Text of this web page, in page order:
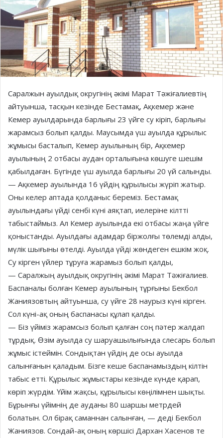
Саралжын ауылдық округінің әкімі Марат Тәжіғалиевтің
айтуынша, тасқын кезінде Бестамақ, Ақкемер және
Кемер ауылдарында барлығы 23 үйге су кіріп, барлығы
жарамсыз болып қалды. Маусымда үш ауылда құрылыс
жұмысы басталып, Кемер ауылының бір, Ақкемер
ауылының 2 отбасы аудан орталығына көшуге шешім
қабылдаған. Бүгінде үш ауылда барлығы 20 үй салынды.
— Ақкемер ауылында 16 үйдің құрылысы жүріп жатыр.
Оны келер аптада қолданыс береміз. Бестамақ
ауылындағы үйді сенбі күні аяқтап, иелеріне кілтті
табыстаймыз. Ал Кемер ауылында екі отбасы жаңа үйге
қоныстанды. Ауылдағы адамдар біржолғы төлемді алды,
мүлік шығыны өтелді. Ауылда үйді жөндеген ешкім жоқ.
Су кірген үйлер тұруға жарамыз болып қалды,
— Саралжың ауылдық округінің әкімі Марат Тәжіғалиев.
Баспаналы болған Кемер ауылының тұрғыны Бекбол
Жаниязовтың айтуынша, су үйге 28 наурыз күні кірген.
Сол күні-ақ оның баспанасы құлап қалды.
— Біз үйіміз жарамсыз болып қалған соң пәтер жалдап
тұрдық. Өзім ауылда су шаруашылығында слесарь болып
жұмыс істеймін. Сондықтан үйдің де осы ауылда
салынғанын қаладым. Бізге кеше баспанамыздың кілтін
табыс етті. Құрылыс жұмыстары кезінде күнде қарап,
көріп жүрдім. Үйім жақсы, құрылысы көңілімнен шықты.
Бұрынғы үйімнің де ауданы 80 шаршы метрдей
болатын. Ол бірақ саманнан салынған, — деді Бекбол
Жаниязов. Сондай-ақ оның көршісі Дархан Хасенов те